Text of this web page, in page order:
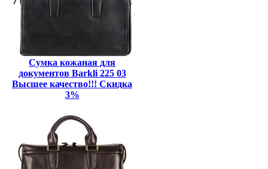
Сумка кожаная для
документов Barkli 225 03
Высшее качество!!! Скидка
3%